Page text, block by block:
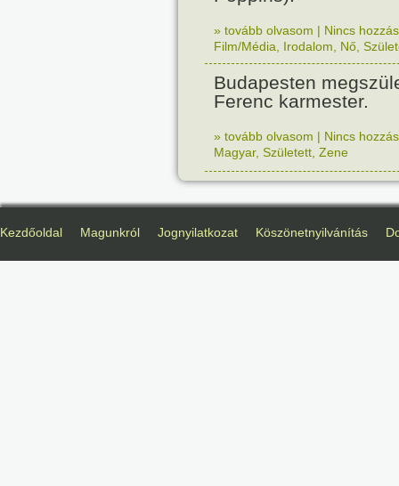
» tovább olvasom | Nincs
Film/Média
Irodalom Nő
Budapesten
Ferenc karmester.
» tovább olvasom | Nincs
Magyar, Született Zene
Kezdőoldal Magunkról Jognyilatkozat Köszönetnyilvánítás